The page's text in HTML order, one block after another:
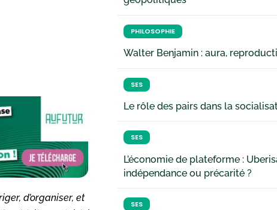
d’organiser, et
PHILOSOPHIE
Walter Benjamin : aura,
SES
Le rôle des pairs dans la
SES
L’économie de plateforme :
indépendance ou précarité ?
SES